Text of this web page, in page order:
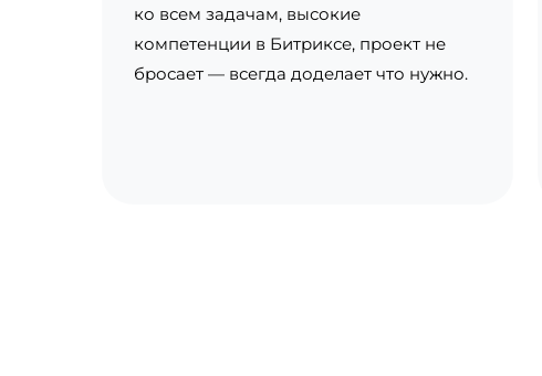
ко всем задачам, высокие
компетенции в Битриксе, проект не
бросает — всегда доделает что нужно.